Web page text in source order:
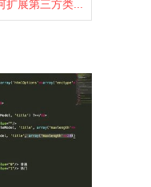
展第三方类...